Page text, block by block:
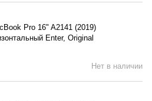
Pro 16" A2141 (2019)
Enter, Original
Нет в наличии